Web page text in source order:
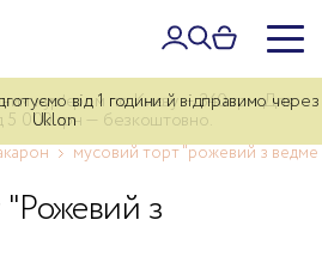
курʼєром по Києву — 340 грн. Для
5 000 грн — безкоштовно.
від 1 години й відправимо через
Uklon
мусовий торт "рожевий з
з